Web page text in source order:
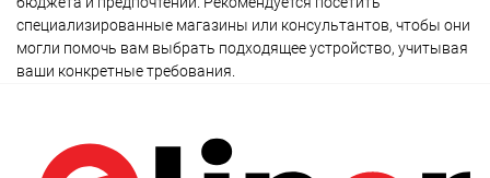
специализированные магазины или консультантов, чтобы они
могли помочь вам выбрать подходящее устройство, учитывая
ваши конкретные требования.